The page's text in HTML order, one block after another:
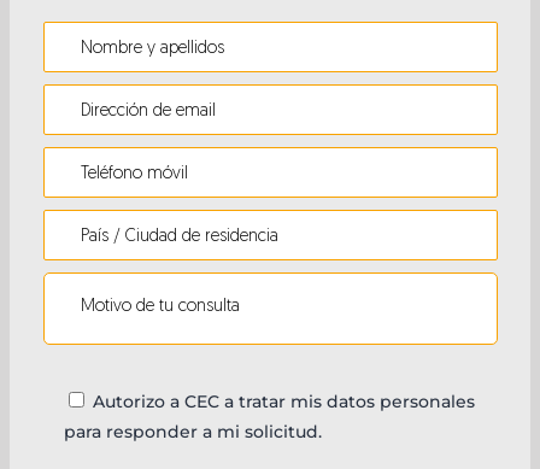
Autorizo a CEC a tratar mis datos personales
para responder a mi solicitud.